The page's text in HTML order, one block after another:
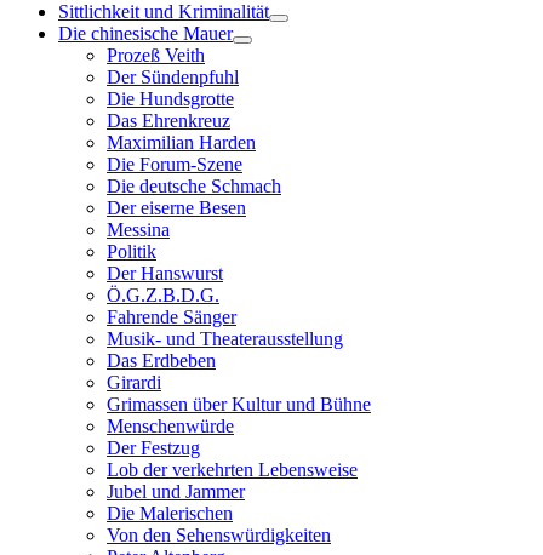
Sittlichkeit und Kriminalität
Die chinesische Mauer
Prozeß Veith
Der Sündenpfuhl
Die Hundsgrotte
Das Ehrenkreuz
Maximilian Harden
Die Forum-Szene
Die deutsche Schmach
Der eiserne Besen
Messina
Politik
Der Hanswurst
Ö.G.Z.B.D.G.
Fahrende Sänger
Musik- und Theaterausstellung
Das Erdbeben
Girardi
Grimassen über Kultur und Bühne
Menschenwürde
Der Festzug
Lob der verkehrten Lebensweise
Jubel und Jammer
Die Malerischen
Von den Sehenswürdigkeiten